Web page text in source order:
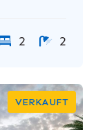
2 2
VERKAUFT